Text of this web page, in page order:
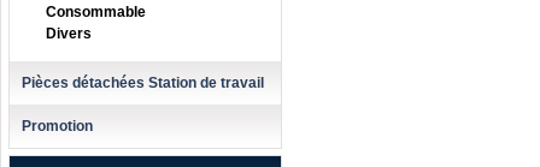
Consommable
Divers
Pièces détachées Station de travail
Promotion